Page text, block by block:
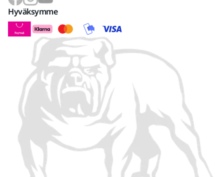
Hyväksymme